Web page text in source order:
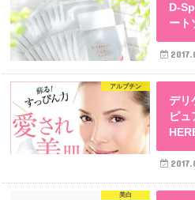
D-
ート
アルブチン
デリ
ピ
美白